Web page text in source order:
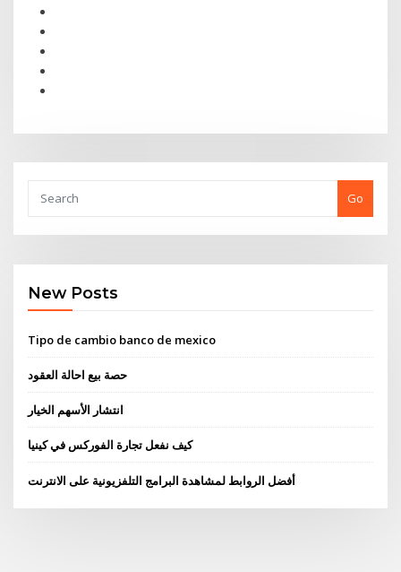
Go
New Posts
Tipo de cambio banco de mexico
حصة بيع احالة العقود
انتشار الأسهم الخيار
كيف نفعل تجارة الفوركس في كينيا
أفضل الروابط لمشاهدة البرامج التلفزيونية على الانترنت